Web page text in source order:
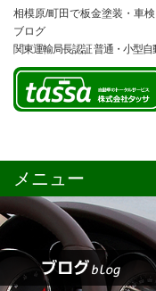
相模原/町田で板金塗装・車
ブログ
関東運輸局長認証 普通・小型
メニュー